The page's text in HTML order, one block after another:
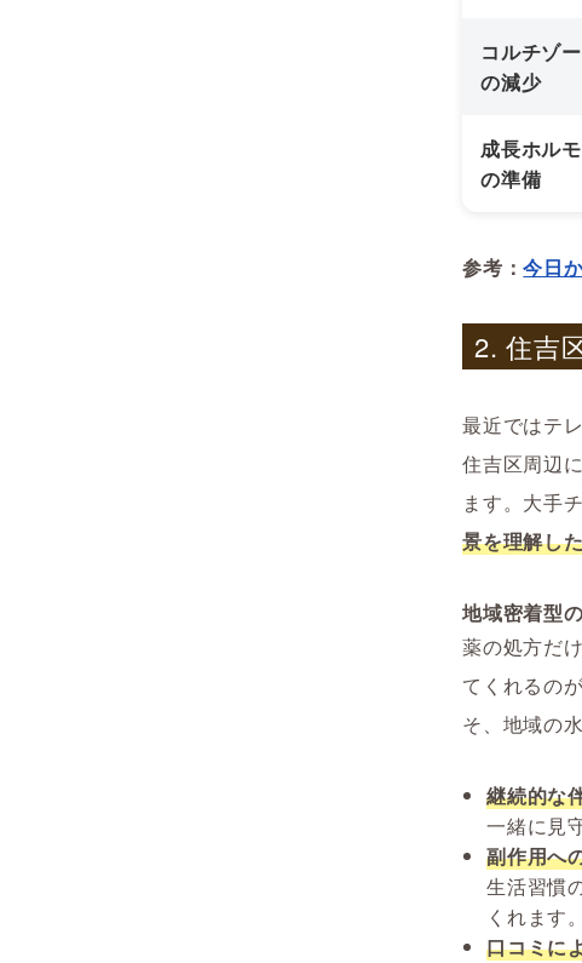
コルチゾ
の減少
成長ホル
の準備
参考：今日
2. 住吉
最近ではテ
住吉区周辺
ます。大手
景を理解し
地域密着型
薬の処方だ
てくれるの
そ、地域の
継続的な
一緒に見
副作用へ
生活習慣
くれます。
口コミに